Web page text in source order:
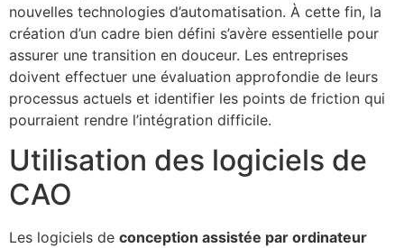
nouvelles technologies d’automatisation. À cette fin, la
création d’un cadre bien défini s’avère essentielle pour
assurer une transition en douceur. Les entreprises
doivent effectuer une évaluation approfondie de leurs
processus actuels et identifier les points de friction qui
pourraient rendre l’intégration difficile.
Utilisation des logiciels de
CAO
Les logiciels de conception assistée par ordinateur